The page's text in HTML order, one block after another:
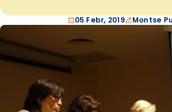
05 Febr, 2019 Montse